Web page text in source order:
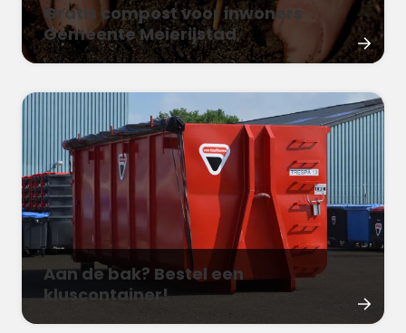
Gratis compost voor inwoners
Gemeente Meierijstad
Aan de bak? Bestel een
kluscontainer!